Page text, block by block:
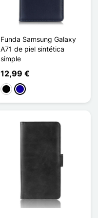
Funda Samsung Galaxy
A71 de piel sintética
simple
12,99 €
NegroAzul oscuro